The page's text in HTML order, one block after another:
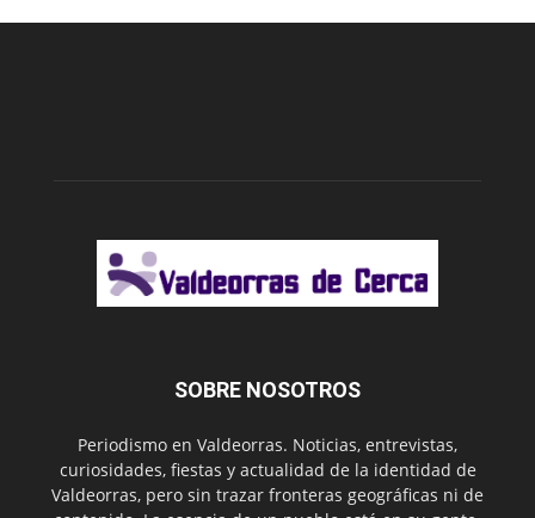
SOBRE NOSOTROS
Periodismo en Valdeorras. Noticias, entrevistas,
curiosidades, fiestas y actualidad de la identidad de
Valdeorras, pero sin trazar fronteras geográficas ni de